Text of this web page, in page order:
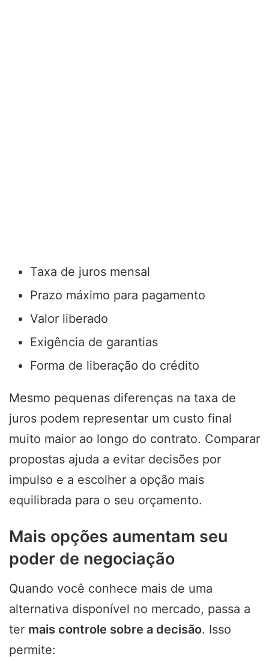
Taxa de juros mensal
Prazo máximo para pagamento
Valor liberado
Exigência de garantias
Forma de liberação do crédito
Mesmo pequenas diferenças na taxa de
juros podem representar um custo final
muito maior ao longo do contrato. Comparar
propostas ajuda a evitar decisões por
impulso e a escolher a opção mais
equilibrada para o seu orçamento.
Mais opções aumentam seu
poder de negociação
Quando você conhece mais de uma
alternativa disponível no mercado, passa a
ter mais controle sobre a decisão. Isso
permite: